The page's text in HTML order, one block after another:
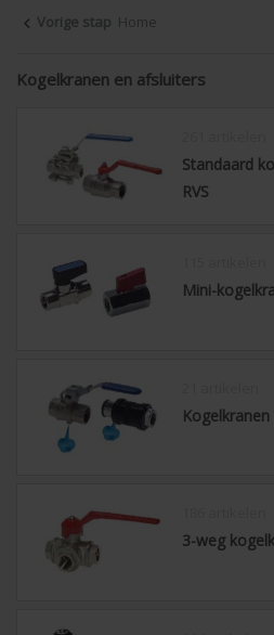
 Vorige stap Home
Kogelkranen en afsluiters
Standaard
RVS
Mini-
3-weg